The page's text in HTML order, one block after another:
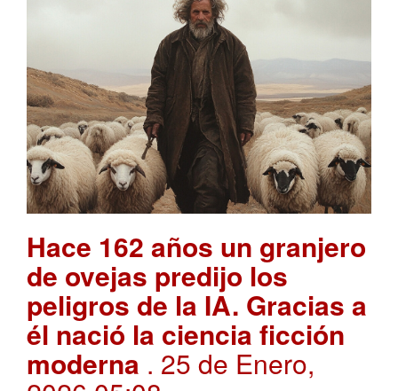
Hace 162 años un granjero
de ovejas predijo los
peligros de la IA. Gracias a
él nació la ciencia ficción
moderna . 25 de Enero,